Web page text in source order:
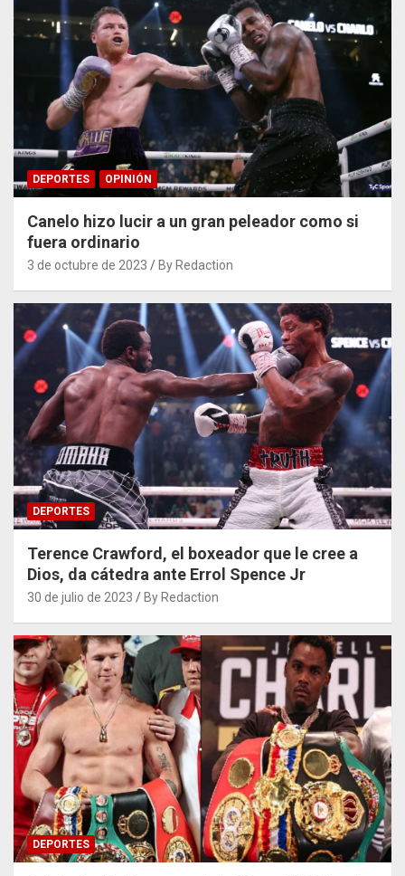
DEPORTES OPINIÓN
Canelo hizo lucir a un gran peleador como si
fuera ordinario
3 de octubre de 2023 By Redaction
DEPORTES
Terence Crawford, el boxeador que le cree a
Dios, da cátedra ante Errol Spence Jr
30 de julio de 2023 By Redaction
DEPORTES